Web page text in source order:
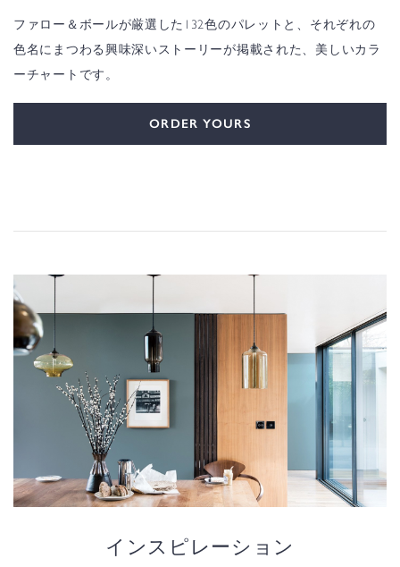
ファロー＆ボールが厳選した132色のパレットと、それぞれの
色名にまつわる興味深いストーリーが掲載された、美しいカラ
ーチャートです。
ORDER YOURS
インスピレーション